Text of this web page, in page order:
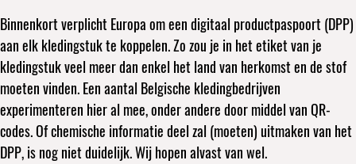
Binnenkort verplicht Europa om een digitaal productpaspoort (DPP)
aan elk kledingstuk te koppelen. Zo zou je in het etiket van je
kledingstuk veel meer dan enkel het land van herkomst en de stof
moeten vinden. Een aantal Belgische kledingbedrijven
experimenteren hier al mee, onder andere door middel van QR-
codes. Of chemische informatie deel zal (moeten) uitmaken van het
DPP, is nog niet duidelijk. Wij hopen alvast van wel.